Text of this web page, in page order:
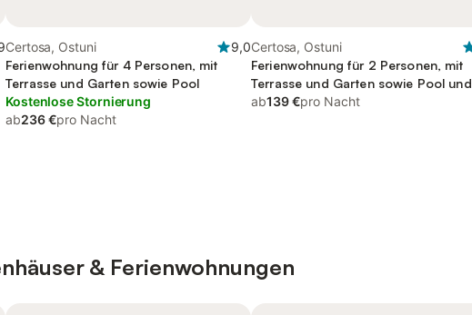
Certosa, Ostuni
9,0
Ferienwohnung für 4 Personen, mit
Terrasse und Garten sowie Pool
Kostenlose Stornierung
ab236 €pro Nacht
Certosa, Ostuni
Ferienwohnung für 2 Personen, mit
Terrasse und Garten sowie Pool und
Ausblick
ab139 €pro Nacht
& Ferienwohnungen